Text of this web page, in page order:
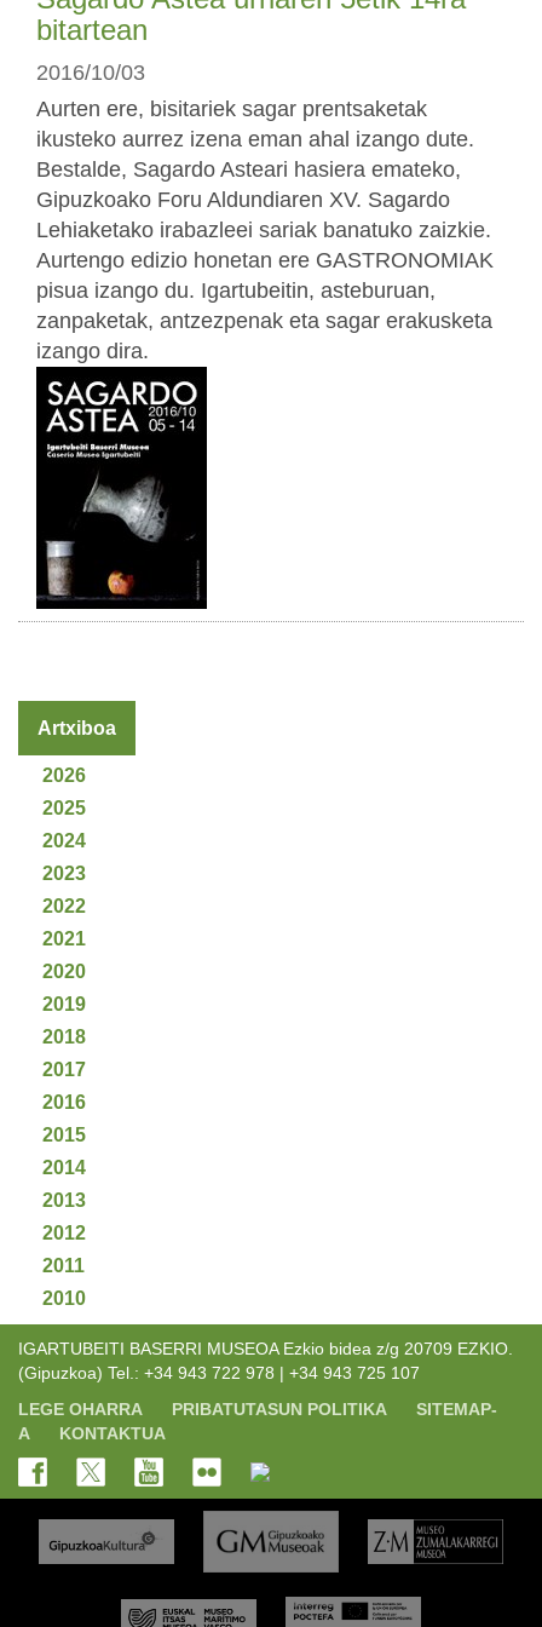
bitartean
2016/10/03
Aurten ere, bisitariek sagar prentsaketak
ikusteko aurrez izena eman ahal izango dute.
Bestalde, Sagardo Asteari hasiera emateko,
Gipuzkoako Foru Aldundiaren XV. Sagardo
Lehiaketako irabazleei sariak banatuko zaizkie.
Aurtengo edizio honetan ere GASTRONOMIAK
pisua izango du. Igartubeitin, asteburuan,
zanpaketak, antzezpenak eta sagar erakusketa
izango dira.
Artxiboa
2026
2025
2024
2023
2022
2021
2020
2019
2018
2017
2016
2015
2014
2013
2012
2011
2010
IGARTUBEITI BASERRI MUSEOA Ezkio bidea z/g 20709 EZKIO.
(Gipuzkoa) Tel.: +34 943 722 978 | +34 943 725 107
LEGE OHARRA
PRIBATUTASUN POLITIKA
SITEMAP-
A
KONTAKTUA